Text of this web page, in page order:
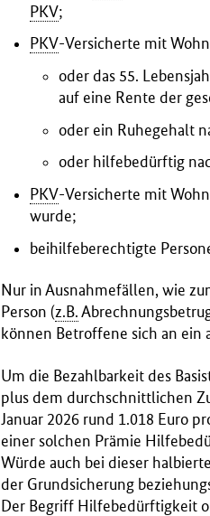
PKV;
PKV-Versicherte mit
oder das 55.
auf eine Rente der
oder ein Ruhegehalt
oder hilfebedürftig
PKV-Versicherte mit
wurde;
beihilfeberechtigte
Nur in Ausnahmefällen, wie
Person (z.B.
können Betroffene sich an
Um die Bezahlbarkeit des
plus dem durchschnittlichen
Januar 2026 rund 1.018 Euro
einer solchen Prämie
Würde auch bei dieser
der Grundsicherung
Der Begriff Hilfebedürftigkeit